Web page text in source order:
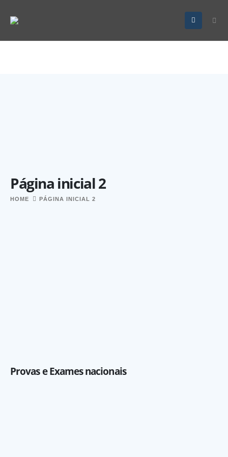
Página inicial 2
HOME PÁGINA INICIAL 2
Provas e Exames nacionais